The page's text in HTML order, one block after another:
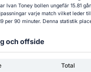
Ivan Toney bollen ungefär 15.81
varje match vilket leder
per 90 minuter. Denna statistik
och offside
Total